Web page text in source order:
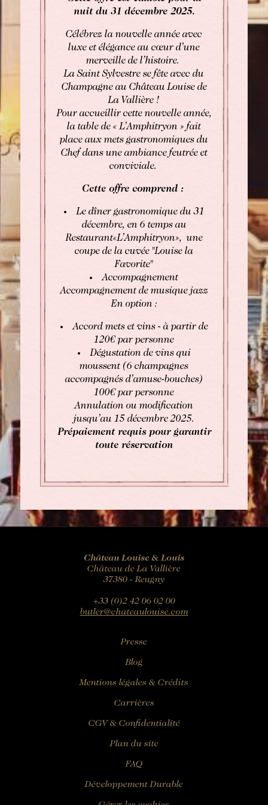
RÉSERVER
Réserver une chambre
Réserver une chambre
Réserver une table gastronomique
Réserver une table bistronomique
VOIR LES DISPONIBILITÉS
Pour les dates "sur demande",
merci de contacter l’hôtel directement:
Tel: +33 2 42 06 02 00
Fax: +33 1 40 29 07 00
nuit du 31 décembre 2025.
Célébrez la nouvelle année avec
luxe et élégance au cœur d’une
merveille de l’histoire.
La Saint Sylvestre se fête avec du
Champagne au Château Louise de
La Vallière !
Pour accueillir cette nouvelle année,
la table de « L’Amphitryon » fait
place aux mets gastronomiques du
Chef dans une ambiance feutrée et
conviviale.
Cette offre comprend :
Le dîner gastronomique du 31
décembre, en 6 temps au
Restaurant«L’Amphitryon», une
coupe de la cuvée "Louise la
Favorite"
Accompagnement
Accompagnement de musique jazz
En option :
Accord mets et vins - à partir de
120€ par personne
Dégustation de vins qui
moussent (6 champagnes
accompagnés d’amuse-bouches)
100€ par personne
Annulation ou modification
jusqu’au 15 décembre 2025.
Prépaiement requis pour garantir
toute réservation
Château Louise & Louis
Château de La Vallière
37380 - Reugny
+33 (0)2 42 06 02 00
butler@chateaulouise.com
Presse
Blog
Mentions légales & Crédits
Carrières
CGV & Confidentialité
Plan du site
FAQ
Développement Durable